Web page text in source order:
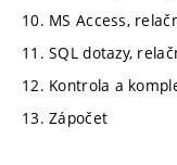
10. MS Access,
11. SQL dotazy,
12. Kontrola a
13. Zápočet